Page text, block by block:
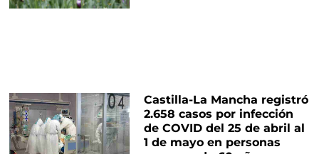
Castilla-La Mancha registró
2.658 casos por infección
de COVID del 25 de abril al
1 de mayo en personas